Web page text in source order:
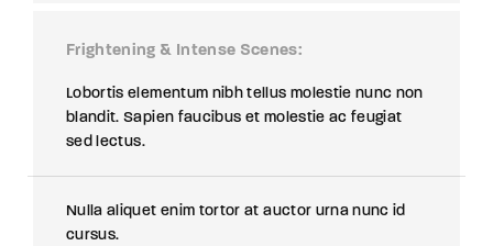
Frightening & Intense Scenes
Lobortis elementum nibh tellus molestie nunc non
blandit. Sapien faucibus et molestie ac feugiat
sed lectus.
Nulla aliquet enim tortor at auctor urna nunc id
cursus.